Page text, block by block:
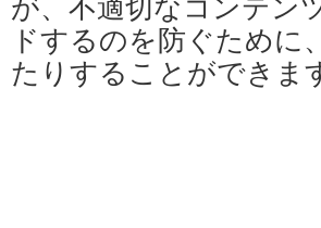
が、不適切なコンテン
ドするのを防ぐために
たりすることができま